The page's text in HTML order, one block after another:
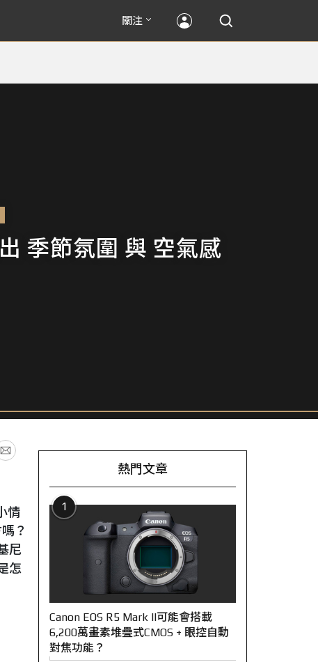
關注
季節氛圍 與 空氣感
情
？
尼
怎
熱門文章
1
Canon EOS R5 Mark II可能會搭載
6,200萬畫素堆疊式CMOS + 眼控自動
對焦功能？